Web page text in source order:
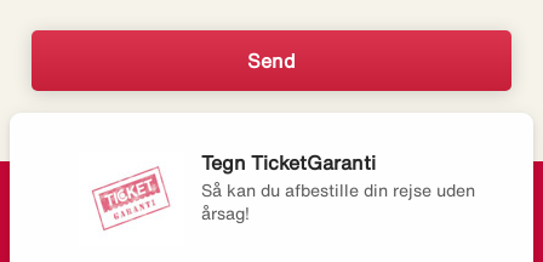
Tegn TicketGaranti
Så kan du afbestille din rejse uden
årsag!